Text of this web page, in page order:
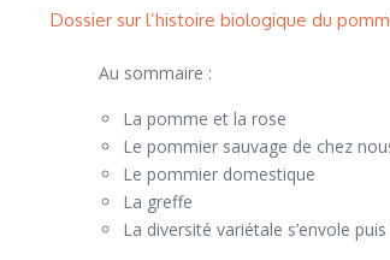
Dossier sur l’histoire biologique du
Au sommaire :
La pomme et la rose
Le pommier sauvage de chez
Le pommier domestique
La greffe
La diversité variétale s’envole